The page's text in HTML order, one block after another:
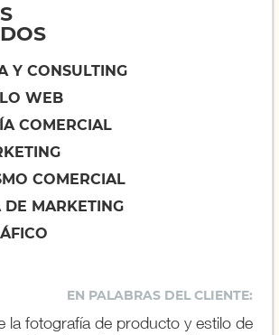
Y CONSULTING
WEB
COMERCIAL
COMERCIAL
MARKETING
EN PALABRAS DEL CLIENTE:
la fotografía de producto y estilo de